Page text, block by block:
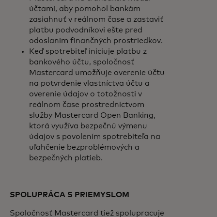
účtami, aby pomohol bankám
zasiahnuť v reálnom čase a zastaviť
platbu podvodníkovi ešte pred
odoslaním finančných prostriedkov.
Keď spotrebiteľ iniciuje platbu z
bankového účtu, spoločnosť
Mastercard umožňuje overenie účtu
na potvrdenie vlastníctva účtu a
overenie údajov o totožnosti v
reálnom čase prostredníctvom
služby Mastercard Open Banking,
ktorá využíva bezpečnú výmenu
údajov s povolením spotrebiteľa na
uľahčenie bezproblémových a
bezpečných platieb.
SPOLUPRÁCA S PRIEMYSLOM
Spoločnosť Mastercard tiež spolupracuje